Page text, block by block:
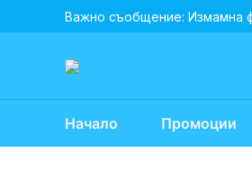
to
Важно съобщение: Измамна
Начало Промоции